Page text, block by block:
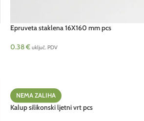
Epruveta staklena 16X160 mm pcs
0.38€ uključ. PDV
NEMA ZALIHA
Kalup silikonski ljetni vrt pcs